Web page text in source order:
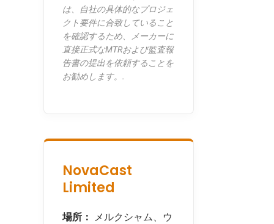
は、自社の具体的なプロジェ
クト要件に合致していること
を確認するため、メーカーに
直接正式なMTRおよび監査報
告書の提出を依頼することを
お勧めします。.
NovaCast
Limited
場所：
メルクシャム、ウ